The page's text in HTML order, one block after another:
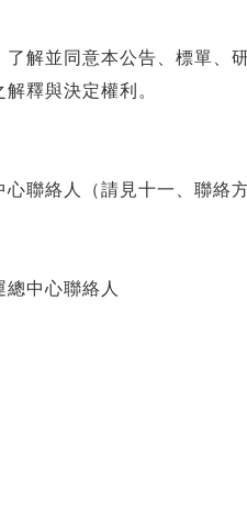
解並同意本公告、標單、
釋與決定權利。
聯絡人（請見十一、聯絡方
中心聯絡人